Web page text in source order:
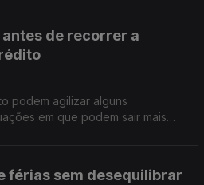
de recorrer a
podem agilizar alguns
em que podem sair mais
férias sem desequilibrar